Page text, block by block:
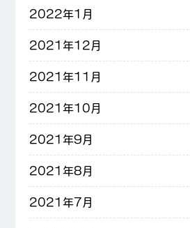
2022年1月
2021年12月
2021年11月
2021年10月
2021年9月
2021年8月
2021年7月